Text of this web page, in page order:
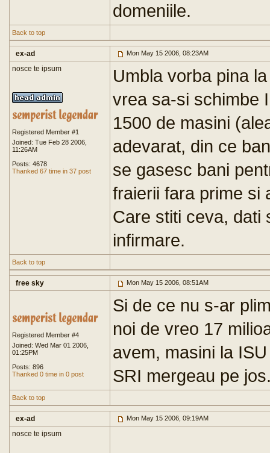
domeniile.
Back to top
ex-ad Mon May 15 2006, 08:23AM
nosce te ipsum
Registered Member #1
Joined: Tue Feb 28 2006,
11:26AM
Posts: 4678
Thanked 67 time in 37 post
Umbla vorba pina
vrea sa-si schimbe
1500 de masini
adevarat, din ce
se gasesc bani
fraierii fara prime si
Care stiti ceva, dati
infirmare.
Back to top
free sky Mon May 15 2006, 08:51AM
Registered Member #4
Joined: Wed Mar 01 2006,
01:25PM
Posts: 896
Thanked 0 time in 0 post
Si de ce nu s-ar
noi de vreo 17
avem, masini la
SRI mergeau pe
Back to top
ex-ad Mon May 15 2006, 09:19AM
nosce te ipsum